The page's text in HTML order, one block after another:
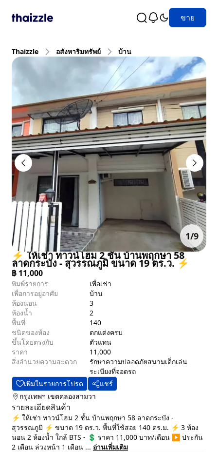
ขาย
Thaizzle อสังหาริมทรัพย์ บ้าน
1/9
⚡ ให้เช่า ทาวน์โฮม 2 ชั้น บ้านพฤกษา 58
ลาดกระบัง - สุวรรณภูมิ ขนาด 19 ตร.ว. ⚡
฿ 11,000
พิมพ์รายการ
เพื่อเช่า
เพื่อการอยู่อาศัย
บ้าน
ห้องนอน
3
ห้องน้ำ
2
พื้นที่
140
ชนิดของห้อง
ตกแต่งครบ
ขึ้นโดยตรงกับ
ตัวแทน
ราคา
11,000
สิ่งอำนวยความสะดวก
รักษาความปลอดภัยสนามเด็กเล่น
ระเบียงที่จอดรถ
เพิ่มในรายการโปรด
แชร์
กรุงเทพฯ เขตคลองสามวา
รายละเอียดสินค้า
⚡ ให้เช่า ทาวน์โฮม 2 ชั้น บ้านพฤกษา 58 ลาดกระบัง -
สุวรรณภูมิ ⚡ ขนาด 19 ตร.ว. พื้นที่ใช้สอย 140 ตร.ม. ⚡ 3 ห้อง
นอน 2 ห้องน้ำ ใกล้ BTS - 💲 ราคา 11,000 บาท/เดือน ▶️ ประกัน
2 เดือน ล่วงหน้า 1 เดือน ... อ่านเพิ่มเติม